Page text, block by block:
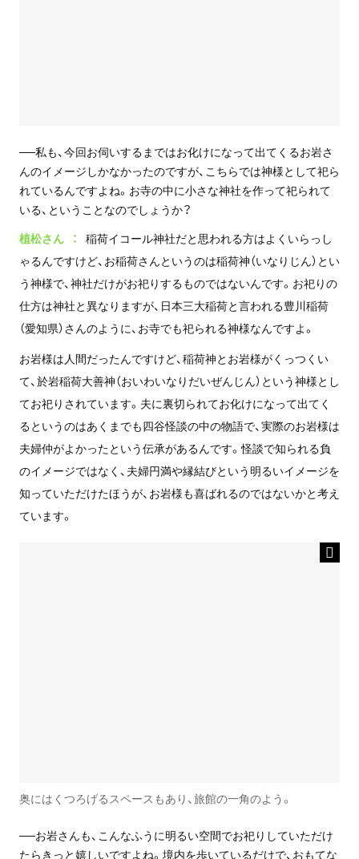
──私も、今回お伺いするまではお化けになって出てくるお岩さ
んのイメージしかなかったのですが、こちらでは神様として祀ら
れているんですよね。お寺の中に小さな神社を作って祀られて
いる、ということなのでしょうか？
植松さん
稲荷イコール神社だと思われる方はよくいらっし
ゃるんですけど、お稲荷さんというのは稲荷神（いなりじん）とい
う神様で、神社だけがお祀りするものではないんです。お祀りの
仕方は神社と異なりますが、日本三大稲荷と言われる豊川稲荷
（愛知県）さんのように、お寺でも祀られる神様なんですよ。
お岩様は人間だったんですけど、稲荷神とお岩様がくっつくい
て、於岩稲荷大善神（おいわいなりだいぜんじん）という神様とし
てお祀りされています。夫に裏切られてお化けになって出てく
るというのはあくまでも四谷怪談の中の物語で、実際のお岩様は
夫婦仲がよかったという伝承があるんです。怪談で知られる負
のイメージではなく、夫婦円満や縁結びという明るいイメージを
知っていただけたほうが、お岩様も喜ばれるのではないかと考え
ています。
奥にはくつろげるスペースもあり、旅館の一角のよう。
──お岩さんも、こんなふうに明るい空間でお祀りしていただけ
たらきっと嬉しいですよね。境内を歩いているだけで、おもてな